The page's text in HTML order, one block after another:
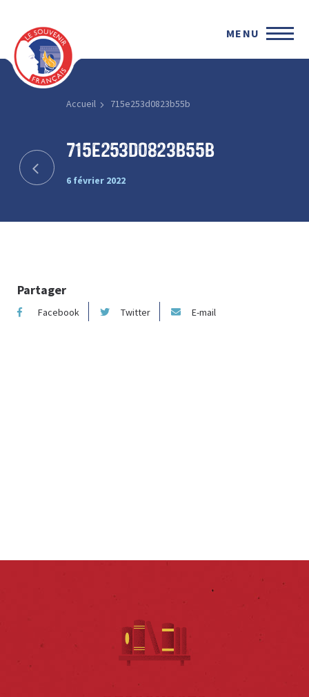
MENU
Accueil 715e253d0823b55b
715e253d0823b55b
6 février 2022
Partager
Facebook Twitter E-mail